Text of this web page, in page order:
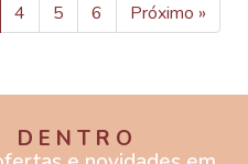
4 5 6 Próximo »
DENTRO